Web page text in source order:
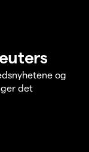
og
det